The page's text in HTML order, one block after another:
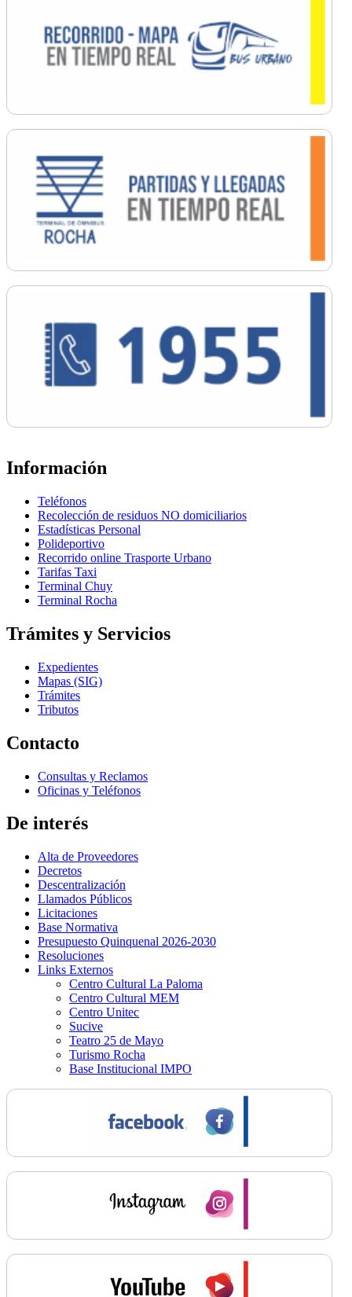
Información
Teléfonos
Recolección de residuos NO domiciliarios
Estadísticas Personal
Polideportivo
Recorrido online Trasporte Urbano
Tarifas Taxi
Terminal Chuy
Terminal Rocha
Trámites y Servicios
Expedientes
Mapas (SIG)
Trámites
Tributos
Contacto
Consultas y Reclamos
Oficinas y Teléfonos
De interés
Alta de Proveedores
Decretos
Descentralización
Llamados Públicos
Licitaciones
Base Normativa
Presupuesto Quinquenal 2026-2030
Resoluciones
Links Externos
Centro Cultural La Paloma
Centro Cultural MEM
Centro Unitec
Sucive
Teatro 25 de Mayo
Turismo Rocha
Base Institucional IMPO